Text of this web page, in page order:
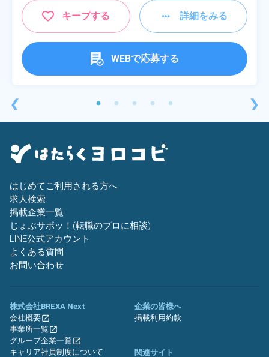
❮
キープする 詳細をみる
WEBで応募する
❯
はじめてご利用される方へ
求人検索
掲載企業一覧
じょぶサポッ！(転職のプロに相談)
LINE公式アカウント
よくある質問
お問い合わせ
株式会社BREXA Next
会社概要
事業所一覧
グループ企業一覧
キャリア社員制度について
企業の皆様へ
掲載利用約款
関連サイト